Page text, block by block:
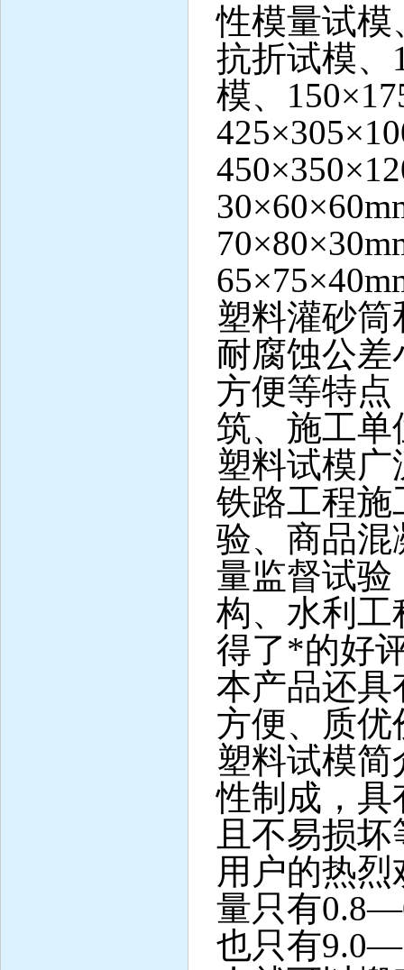
性模量试模
抗折试模、
模、
塑料灌砂
耐腐蚀公
方便等特
筑、施工
塑料试模
铁路工程施
验、商品混
量监督试验
构、水利工
得了*的好
本产品还具
方便、质优
塑料试模
性制成，具
且不易损
用户的热
量只有
也只有